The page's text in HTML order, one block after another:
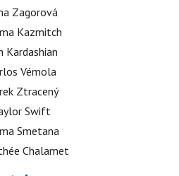
Zagorová
Kazmitch
Kardashian
Vémola
Ztracený
Swift
Smetana
Chalamet